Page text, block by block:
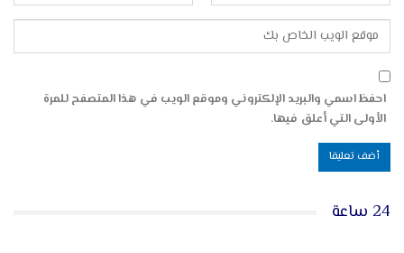
احفظ اسمي والبريد الإلكتروني وموقع الويب في هذا المتصفح للمرة
الأولى التي أعلق فيها.
24 ساعة